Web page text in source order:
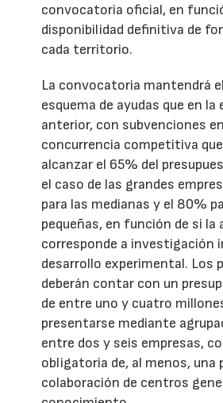
convocatoria oficial, en
disponibilidad definitiva de
cada territorio.
La convocatoria mantendrá
esquema de ayudas que en la
anterior, con subvenciones
concurrencia competitiva
alcanzar el 65% del
el caso de las grandes
para las medianas y el 80%
pequeñas, en función de si la
corresponde a investigación
desarrollo experimental. Los
deberán contar con un
de entre uno y cuatro
presentarse mediante
entre dos y seis empresas,
obligatoria de, al menos, una
colaboración de centros